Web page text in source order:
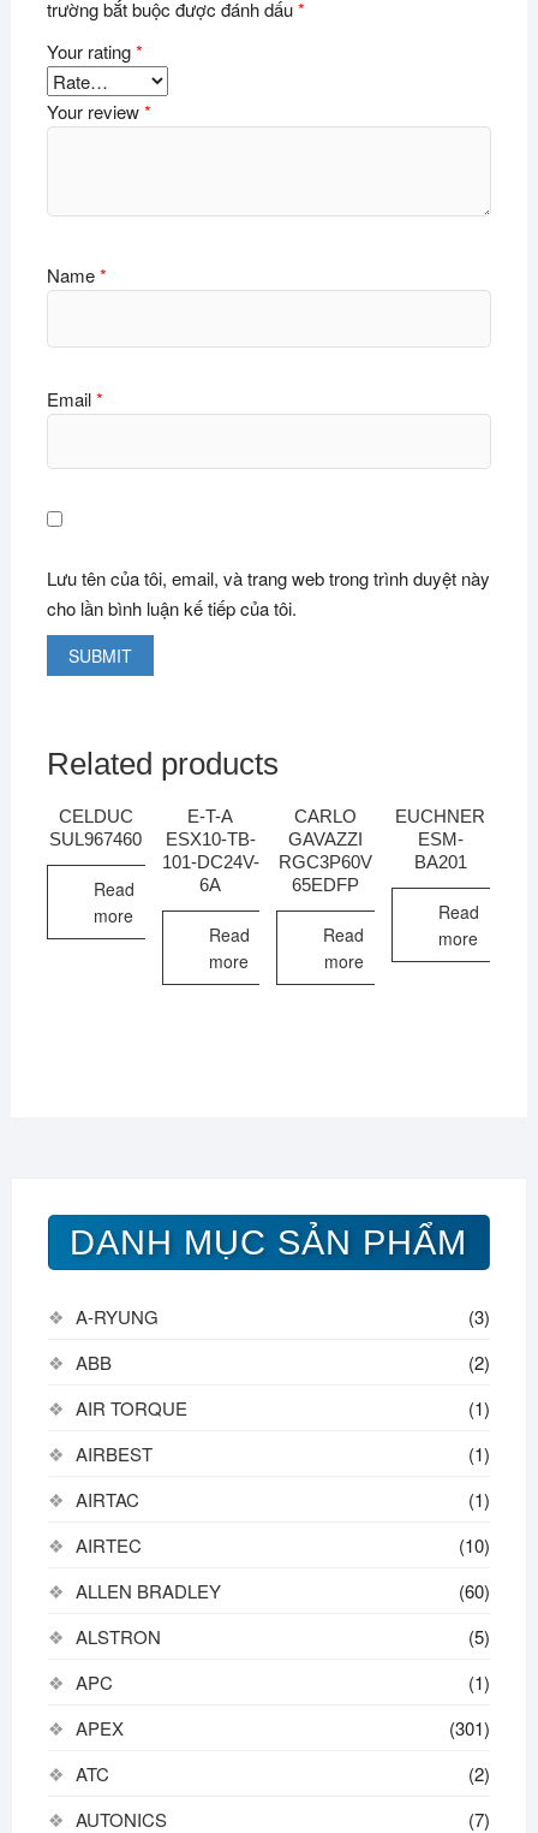
trường bắt buộc được đánh dấu*
Your rating*
Your review*
Name*
Email*
Lưu tên của tôi, email, và trang web trong trình duyệt này
cho lần bình luận kế tiếp của tôi.
Related products
CELDUC
SUL967460
Read
more
E-T-A
ESX10-TB-
101-DC24V-
6A
Read
more
CARLO
GAVAZZI
RGC3P60V
65EDFP
Read
more
EUCHNER
ESM-
BA201
Read
more
DANH MỤC SẢN PHẨM
A-RYUNG
(3)
ABB
(2)
AIR TORQUE
(1)
AIRBEST
(1)
AIRTAC
(1)
AIRTEC
(10)
ALLEN BRADLEY
(60)
ALSTRON
(5)
APC
(1)
APEX
(301)
ATC
(2)
AUTONICS
(7)